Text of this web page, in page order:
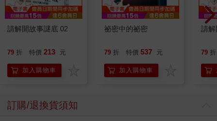
請解開故事謎底 02
79 折 特價 213 元
加入購物車
祕密中的祕密
79 折 特價 537 元
加入購物車
請解
79 折
訂購/退換貨須知